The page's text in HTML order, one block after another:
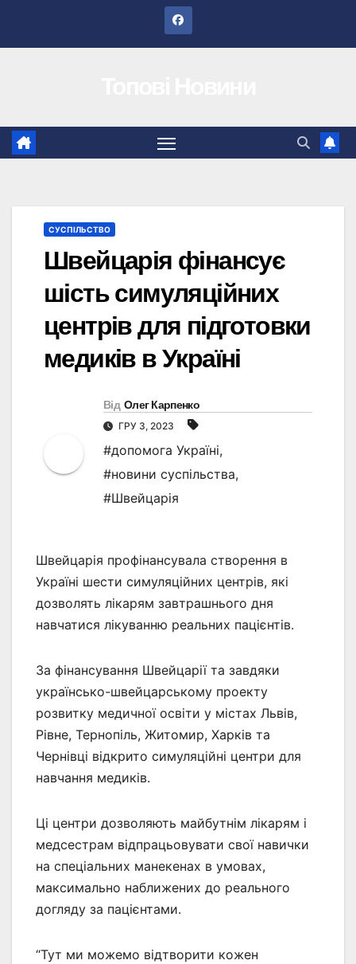
СУСПІЛЬСТВО
Швейцарія фінансує
шість симуляційних
центрів для підготовки
медиків в Україні
Від Олег Карпенко
ГРУ 3, 2023
#допомога Україні,
#новини суспільства,
#Швейцарія
Швейцарія профінансувала створення в
Україні шести симуляційних центрів, які
дозволять лікарям завтрашнього дня
навчатися лікуванню реальних пацієнтів.
За фінансування Швейцарії та завдяки
українсько-швейцарському проекту
розвитку медичної освіти у містах Львів,
Рівне, Тернопіль, Житомир, Харків та
Чернівці відкрито симуляційні центри для
навчання медиків.
Ці центри дозволяють майбутнім лікарям і
медсестрам відпрацьовувати свої навички
на спеціальних манекенах в умовах,
максимально наближених до реального
догляду за пацієнтами.
“Тут ми можемо відтворити кожен